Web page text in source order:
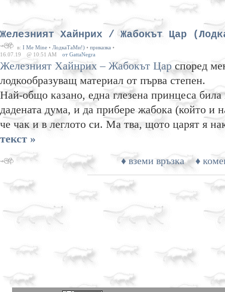
Железният Хайнрих / Жабокът Цар
в: I Me Mine• ЛодкаТаМи!)• приказка •
16.07.19
@ 10:51 AM от GattaNegra
Железният Хайнрих – Жабокът Цар според
лодкообразуващ материал от първа степен.
Най-общо казано, една глезена принцеса
дадената дума, и да прибере жабока (който и
че чак и в леглото си. Ма тва, щото царят я
текст »
♦ вземи връзка ♦